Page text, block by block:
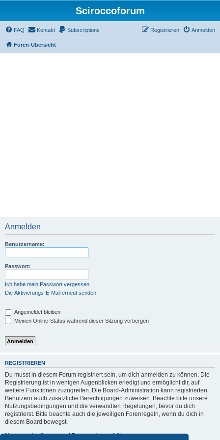
Sciroccoforum
FAQ Kontakt Subscriptions Anmelden
Registrieren
Foren-Übersicht
Anmelden
Benutzername:
Passwort:
Ich habe mein Passwort vergessen
Die Aktivierungs-E-Mail erneut senden
Angemeldet bleiben
Meinen Online-Status während dieser Sitzung verbergen
REGISTRIEREN
Du musst in diesem Forum registriert sein, um dich anmelden zu können. Die
Registrierung ist in wenigen Augenblicken erledigt und ermöglicht dir, auf
weitere Funktionen zuzugreifen. Die Board-Administration kann registrierten
Benutzern auch zusätzliche Berechtigungen zuweisen. Beachte bitte unsere
Nutzungsbedingungen und die verwandten Regelungen, bevor du dich
registrierst. Bitte beachte auch die jeweiligen Forenregeln, wenn du dich in
diesem Board bewegst.
Nutzungsbedingungen|Datenschutzerklärung